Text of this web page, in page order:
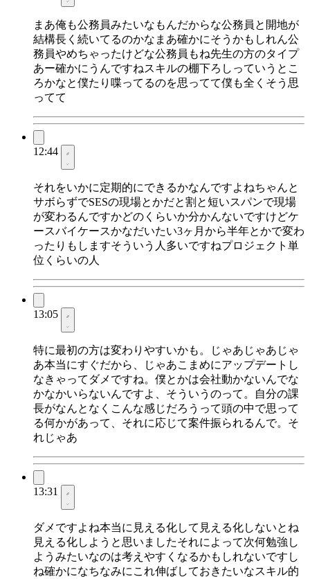
まあ俺も公務員みたいなもんだからな公務員と開地が
結構長く続いてるのかなまあ確かにそうかもしれん公
務員やめちゃったけどな公務員もね先生の方のタイプ
あー確かにうんですねスキルの棚下ろしっていうとこ
ろかなと僕たり喋ってるのを思ってて僕も全くそう思
ってて
12:44
それをいかに定期的にできるかなんですよねちゃんと
サボらずでSESの現場とかだと割と短いスパンで現場
が変わるんですかどのくらいか分かんないですけどケ
ースバイケースかなだいたい3ヶ月から半年とかで変わ
ったりもしますそういう人多いですねプロジェクト単
位くらいの人
13:05
特に最初の方は変わりやすいかも。じゃあじゃあじゃ
あ本当にすぐだから、じゃあこまめにアップデートし
なきゃってダメですね。僕とかは会社動かないんでな
かなかいらないんですよ、そういうのって。自分の課
長がなんとなくこんな感じだろうって頭の中で思って
る何かがあって、それに応じて案件振られるんで。そ
れじゃあ
13:31
ダメですよね本当に見える化して見える化しないとね
見える化しようと思いましたそれによって次何勉強し
ようみたいなのは考えやすくなるかもしれないですし
ね確かになちなみにこれ伸ばしておきたいなスキル的